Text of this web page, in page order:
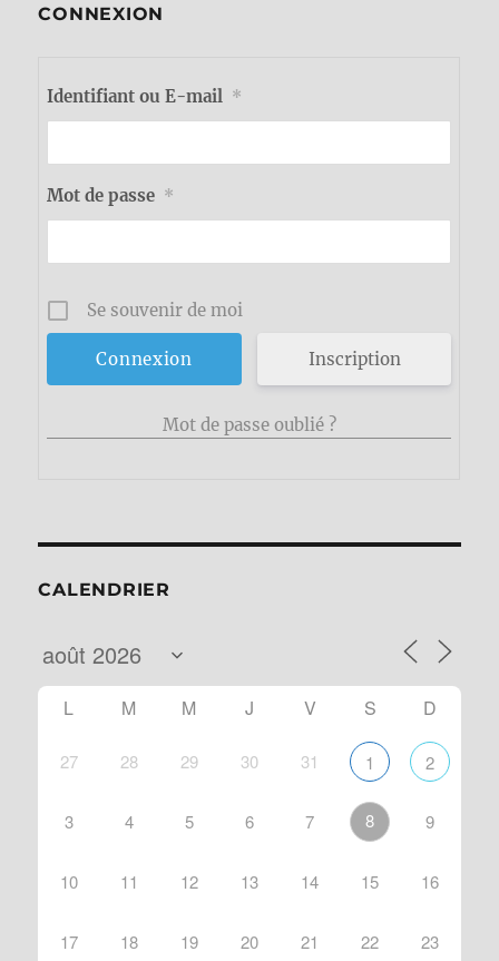
CONNEXION
Identifiant ou E-mail *
Mot de passe *
Se souvenir de moi
Inscription
Mot de passe oublié ?
CALENDRIER
L M M J V S D
27 28 29 30 31 1 2
3 4 5 6 7 8 9
10 11 12 13 14 15 16
17 18 19 20 21 22 23